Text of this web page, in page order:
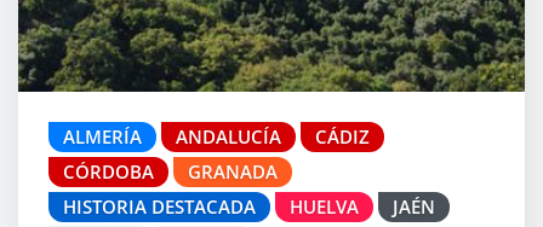
ALMERÍA ANDALUCÍA
CÁDIZ
CÓRDOBA
GRANADA
HISTORIA DESTACADA
HUELVA
JAÉN